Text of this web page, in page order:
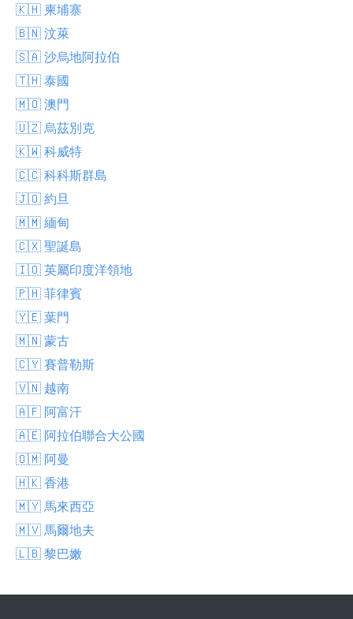
🇰🇭 柬埔寨
🇧🇳 汶萊
🇸🇦 沙烏地阿拉伯
🇹🇭 泰國
🇲🇴 澳門
🇺🇿 烏茲別克
🇰🇼 科威特
🇨🇨 科科斯群島
🇯🇴 約旦
🇲🇲 緬甸
🇨🇽 聖誕島
🇮🇴 英屬印度洋領地
🇵🇭 菲律賓
🇾🇪 葉門
🇲🇳 蒙古
🇨🇾 賽普勒斯
🇻🇳 越南
🇦🇫 阿富汗
🇦🇪 阿拉伯聯合大公國
🇴🇲 阿曼
🇭🇰 香港
🇲🇾 馬來西亞
🇲🇻 馬爾地夫
🇱🇧 黎巴嫩